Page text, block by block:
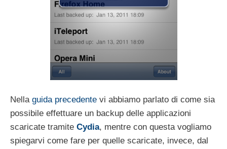
Nella guida precedente vi abbiamo parlato di come sia
possibile effettuare un backup delle applicazioni
scaricate tramite Cydia, mentre con questa vogliamo
spiegarvi come fare per quelle scaricate, invece, dal